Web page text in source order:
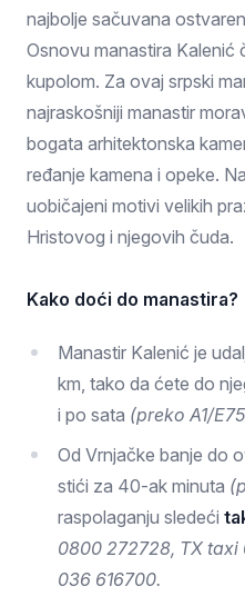
najbolje sačuvana
Osnovu manastira Kalenić
kupolom. Za ovaj srpski
najraskošniji manastir
bogata arhitektonska
ređanje kamena i opeke.
uobičajeni motivi velikih
Hristovog i njegovih čuda.
Kako doći do manastira?
Manastir Kalenić je
km, tako da ćete do
i po sata (preko A1/
Od Vrnjačke banje do
stići za 40-ak minuta
raspolaganju sledeći
0800 272728, TX
036 616700.